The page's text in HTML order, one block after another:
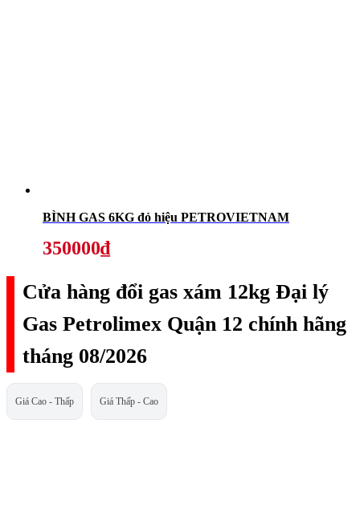
BÌNH GAS 6KG đỏ hiệu PETROVIETNAM
350000₫
Cửa hàng đổi gas xám 12kg Đại lý
Gas Petrolimex Quận 12 chính hãng
tháng 08/2026
Giá Cao - Thấp Giá Thấp - Cao